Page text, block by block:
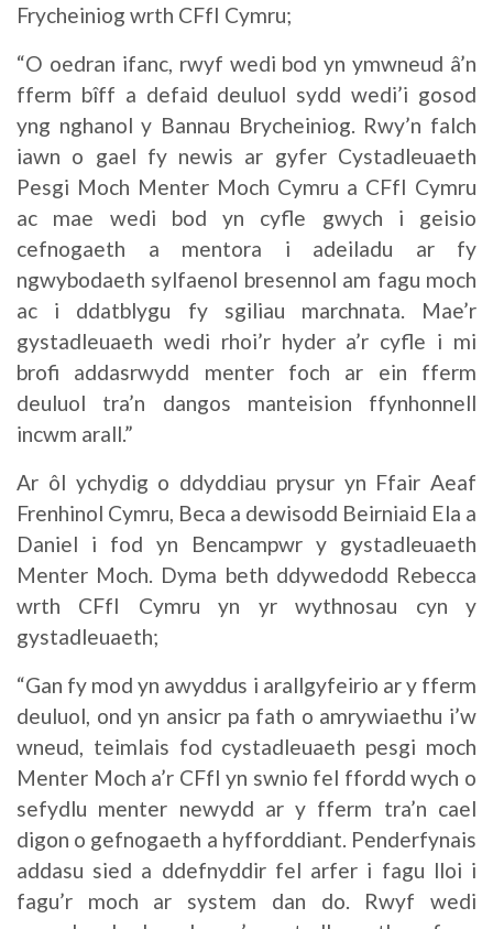
Frycheiniog wrth CFfI Cymru;
“O oedran ifanc, rwyf wedi bod yn ymwneud â’n
fferm bîff a defaid deuluol sydd wedi’i gosod
yng nghanol y Bannau Brycheiniog. Rwy’n falch
iawn o gael fy newis ar gyfer Cystadleuaeth
Pesgi Moch Menter Moch Cymru a CFfI Cymru
ac mae wedi bod yn cyfle gwych i geisio
cefnogaeth a mentora i adeiladu ar fy
ngwybodaeth sylfaenol bresennol am fagu moch
ac i ddatblygu fy sgiliau marchnata. Mae’r
gystadleuaeth wedi rhoi’r hyder a’r cyfle i mi
brofi addasrwydd menter foch ar ein fferm
deuluol tra’n dangos manteision ffynhonnell
incwm arall.”
Ar ôl ychydig o ddyddiau prysur yn Ffair Aeaf
Frenhinol Cymru, Beca a dewisodd Beirniaid Ela a
Daniel i fod yn Bencampwr y gystadleuaeth
Menter Moch. Dyma beth ddywedodd Rebecca
wrth CFfI Cymru yn yr wythnosau cyn y
gystadleuaeth;
“Gan fy mod yn awyddus i arallgyfeirio ar y fferm
deuluol, ond yn ansicr pa fath o amrywiaethu i’w
wneud, teimlais fod cystadleuaeth pesgi moch
Menter Moch a’r CFfI yn swnio fel ffordd wych o
sefydlu menter newydd ar y fferm tra’n cael
digon o gefnogaeth a hyfforddiant. Penderfynais
addasu sied a ddefnyddir fel arfer i fagu lloi i
fagu’r moch ar system dan do. Rwyf wedi